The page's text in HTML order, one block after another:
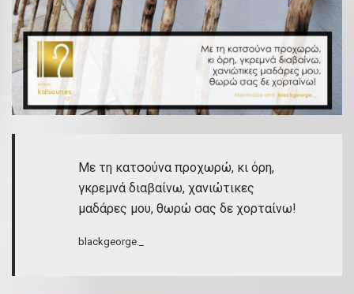
Με τη κατσούνα προχωρώ, κι όρη,
γκρεμνά διαβαίνω, χανιώτικες
μαδάρες μου, θωρώ σας δε χορταίνω!
blackgeorge._